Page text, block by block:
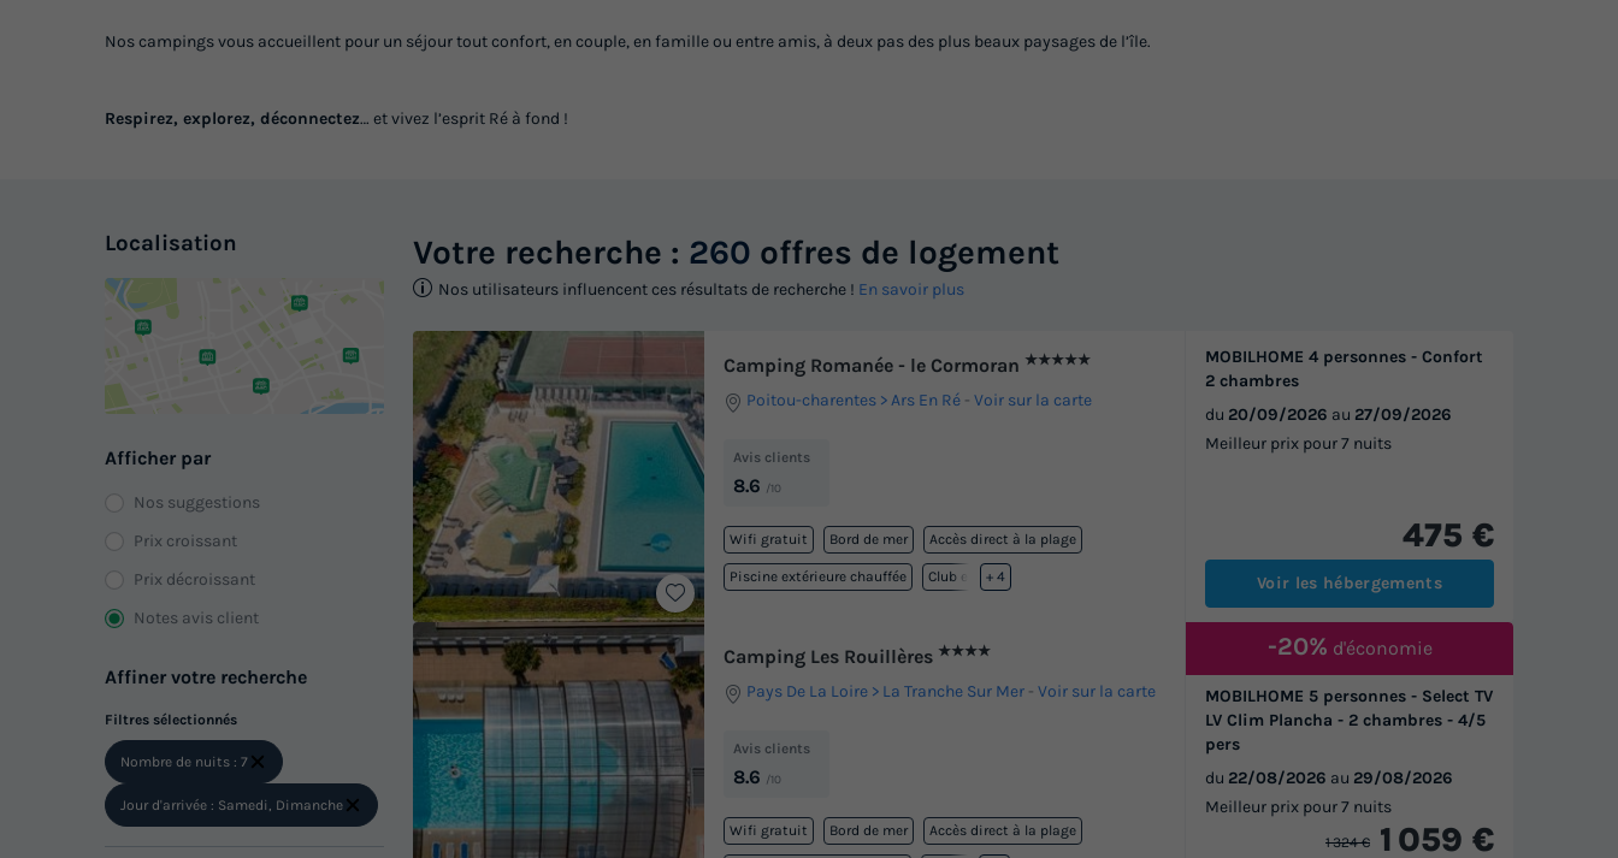
Nos campings vous accueillent pour un séjour tout confort, en couple, en famille ou entre amis, à deux pas des plus beaux paysages de l’île.
Respirez, explorez, déconnectez… et vivez l’esprit Ré à fond !
Localisation
Afficher par
Nos suggestions
Prix croissant
Prix décroissant
Notes avis client
Affiner votre recherche
Filtres sélectionnés
Nombre de nuits : 7
Jour d'arrivée : Samedi, Dimanche
Votre recherche : 260 offres de logement
Nos utilisateurs influencent ces résultats de recherche ! En savoir plus
Camping Romanée - le Cormoran ★★★★★
Poitou-charentes Ars En Ré -Voir sur la carte
Avis clients
8.6 /10
Wifi gratuit Bord de mer Accès direct à la plage
Piscine extérieure chauffée Club enfant
+ 4
MOBILHOME 4 personnes - Confort
2 chambres
du 20/09/2026 au 27/09/2026
Meilleur prix pour 7 nuits
475 €
Voir les hébergements
Camping Les Rouillères ★★★★
Pays De La Loire La Tranche Sur Mer -Voir sur la carte
Avis clients
8.6 /10
Wifi gratuit Bord de mer Accès direct à la plage
MOBILHOME 5 personnes - Select TV
LV Clim Plancha - 2 chambres - 4/5
pers
du 22/08/2026 au 29/08/2026
Meilleur prix pour 7 nuits
1 324 € 1 059 €
-20% d'économie